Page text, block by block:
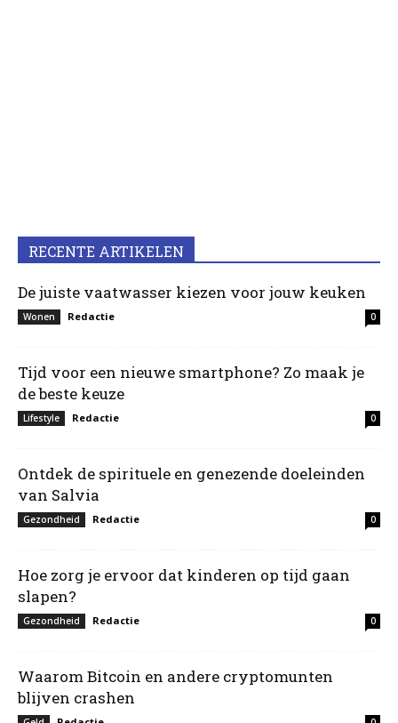
RECENTE ARTIKELEN
De juiste vaatwasser kiezen voor jouw keuken
Wonen Redactie 0
Tijd voor een nieuwe smartphone? Zo maak je
de beste keuze
Lifestyle Redactie 0
Ontdek de spirituele en genezende doeleinden
van Salvia
Gezondheid Redactie 0
Hoe zorg je ervoor dat kinderen op tijd gaan
slapen?
Gezondheid Redactie 0
Waarom Bitcoin en andere cryptomunten
blijven crashen